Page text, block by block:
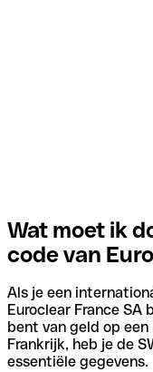
Wat moet ik
code van
Als je een
Euroclear France SA
bent van geld op een
Frankrijk, heb je de
essentiële gegevens.